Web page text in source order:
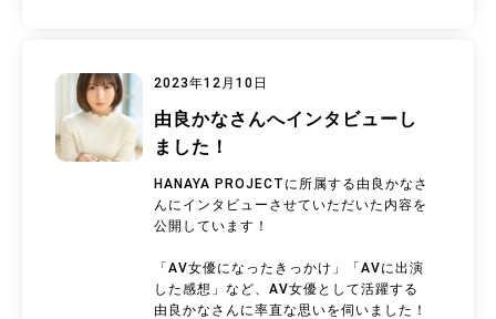
2023年12月10日
由良かなさんへインタビューし
ました！
HANAYA PROJECTに所属する由良かなさ
んにインタビューさせていただいた内容を
公開しています！
「AV女優になったきっかけ」「AVに出演
した感想」など、AV女優として活躍する
由良かなさんに率直な思いを伺いました！